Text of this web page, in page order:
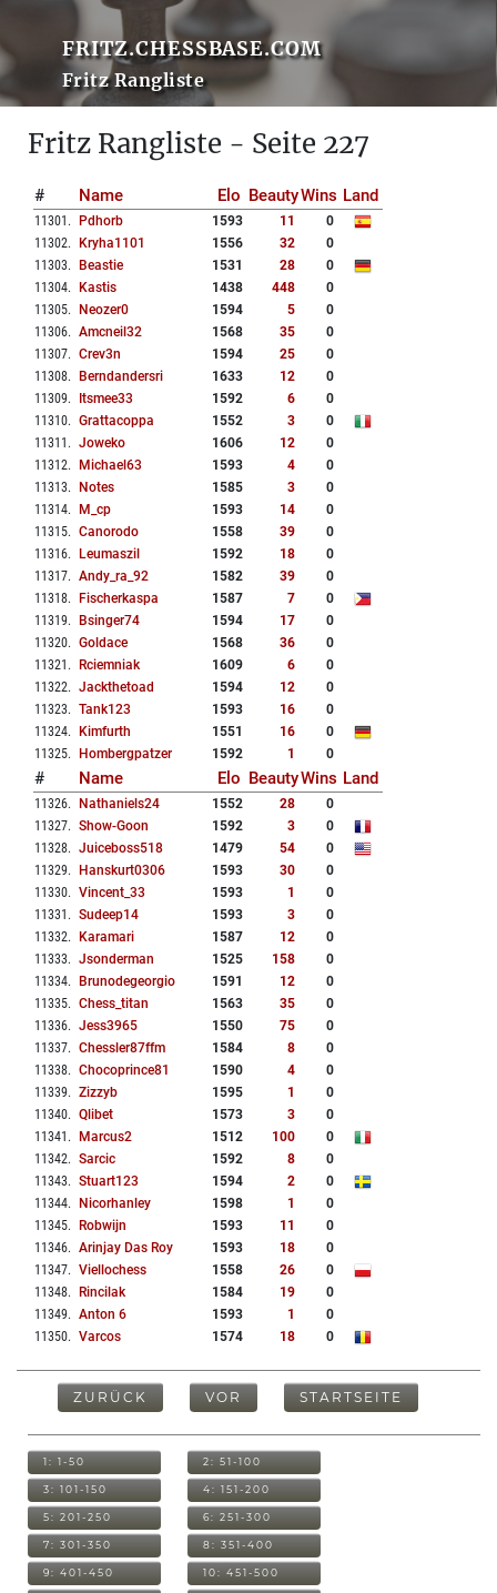
FRITZ.CHESSBASE.COM
Fritz Rangliste
Fritz Rangliste - Seite 227
# Name Elo BeautyWins Land
11301 . Pdhorb 1593 11
0
11302. Kryha1101 1556 32
0
11303. Beastie 1531 28
0
11304. Kastis 1438 448
0
11305. Neozer0 1594 5
0
11306. Amcneil32 1568 35
0
11307. Crev3n 1594 25
0
11308. Berndandersri 1633 12
0
11309. Itsmee33 1592 6
0
11310. Grattacoppa 1552 3
0
11311 . Joweko 1606 12
0
11312. Michael63 1593 4
0
11313. Notes 1585 3
0
11314. M_cp 1593 14
0
11315. Canorodo 1558 39
0
11316. Leumaszil 1592 18
0
11317. Andy_ra_92 1582 39
0
11318. Fischerkaspa 1587 7
0
11319. Bsinger74 1594 17
0
11320. Goldace 1568 36
0
11321 . Rciemniak 1609 6
0
11322. Jackthetoad 1594 12
0
11323. Tank123 1593 16
0
11324. Kimfurth 1551 16
0
11325. Hombergpatzer 1592 1 0
# Name Elo BeautyWins Land
11326. Nathaniels24 1552 28
0
11327. Show-Goon 1592 3
0
11328. Juiceboss518 1479 54
0
11329. Hanskurt0306 1593 30
0
11330. Vincent_33 1593 1
0
11331 . Sudeep14 1593 3
0
11332. Karamari 1587 12
0
11333. Jsonderman 1525 158
0
11334. Brunodegeorgio 1591 12
0
11335. Chess_titan 1563 35
0
11336. Jess3965 1550 75
0
11337. Chessler87ffm 1584 8
0
11338. Chocoprince81 1590 4
0
11339. Zizzyb 1595 1
0
11340. Qlibet 1573 3
0
11341 . Marcus2 1512 100
0
11342. Sarcic 1592 8
0
11343. Stuart123 1594 2
0
11344. Nicorhanley 1598 1
0
11345. Robwijn 1593 11
0
11346. Arinjay Das Roy 1593 18
0
11347. Viellochess 1558 26
0
11348. Rincilak 1584 19
0
11349. Anton 6 1593 1
0
11350. Varcos 1574 18 0
ZURÜCK VOR STARTSEITE
1: 1-50 2: 51-100
3: 101-150 4: 151-200
5: 201-250 6: 251-300
7: 301-350 8: 351-400
9: 401-450 10: 451-500